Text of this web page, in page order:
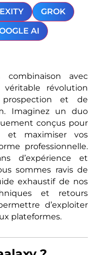
GROK
AI
combinaison avec
révolution
et de
Imaginez un duo
conçus pour
et maximiser vos
professionnelle.
d’expérience et
sommes ravis de
exhaustif de nos
et retours
d’exploiter
plateformes.